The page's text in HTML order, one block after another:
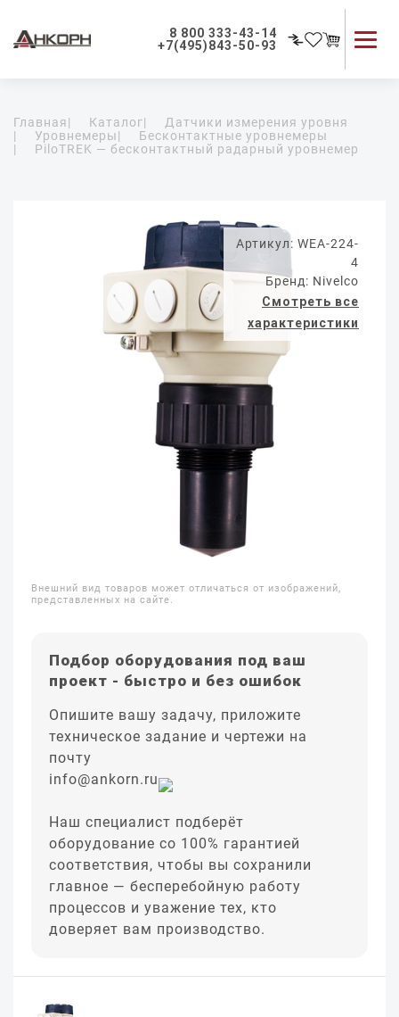
8 800 333-43-14
+7(495)843-50-93
Применение приборов
Как мы работаем
Главная| Каталог|
Датчики измерения уровня
|
Уровнемеры|
Бесконтактные уровнемеры
|
PiloTREK — бесконтактный радарный уровнемер
Артикул: WEA-224-
4
Бренд: Nivelco
Смотреть все
характеристики
Внешний вид товаров может отличаться от изображений,
представленных на сайте.
Подбор оборудования под ваш
проект - быстро и без ошибок
Опишите вашу задачу, приложите
техническое задание и чертежи на
почту
info@ankorn.ru
Наш специалист подберёт
оборудование со 100% гарантией
соответствия, чтобы вы сохранили
главное — бесперебойную работу
процессов и уважение тех, кто
доверяет вам производство.